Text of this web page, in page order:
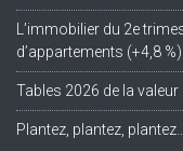
L’immobilier du 2e
d’appartements (+4,8 %)
Tables 2026 de la valeur
Plantez, plantez, plantez…